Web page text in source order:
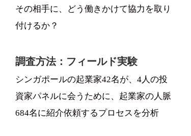
その相手に、どう働きかけて協力を取り
付けるか？
調査方法：フィールド実験
シンガポールの起業家42名が、4人の投
資家パネルに会うために、起業家の人脈
684名に紹介依頼するプロセスを分析